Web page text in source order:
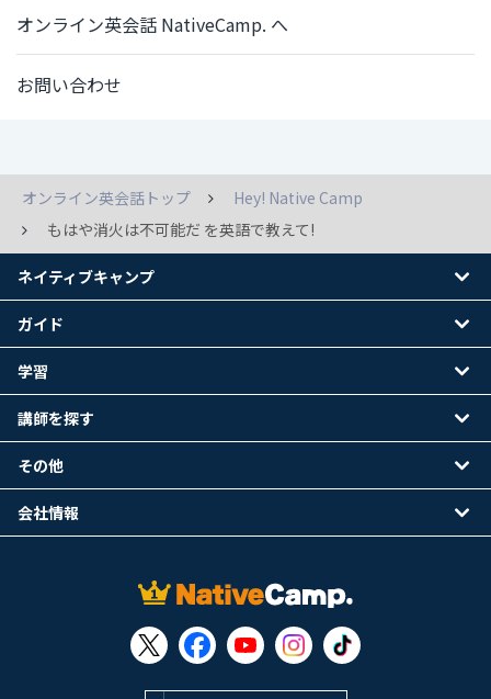
オンライン英会話 NativeCamp. へ
お問い合わせ
オンライン英会話トップ
Hey! Native Camp
もはや消火は不可能だ を英語で教えて!
ネイティブキャンプ
ガイド
学習
講師を探す
その他
会社情報